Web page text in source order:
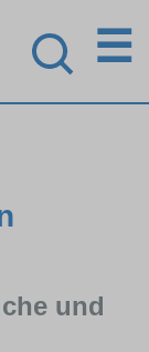
☰
und